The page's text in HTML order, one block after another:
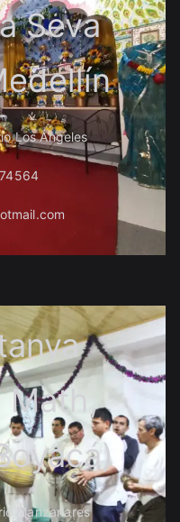
Seva
Los Ángeles
Math,
Manzanares